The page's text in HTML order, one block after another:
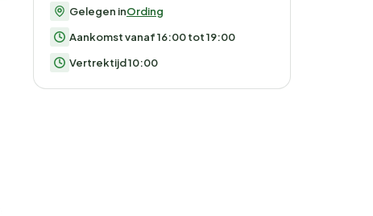
Gelegen inOrding
Aankomst vanaf 16:00 tot 19:00
Vertrektijd 10:00